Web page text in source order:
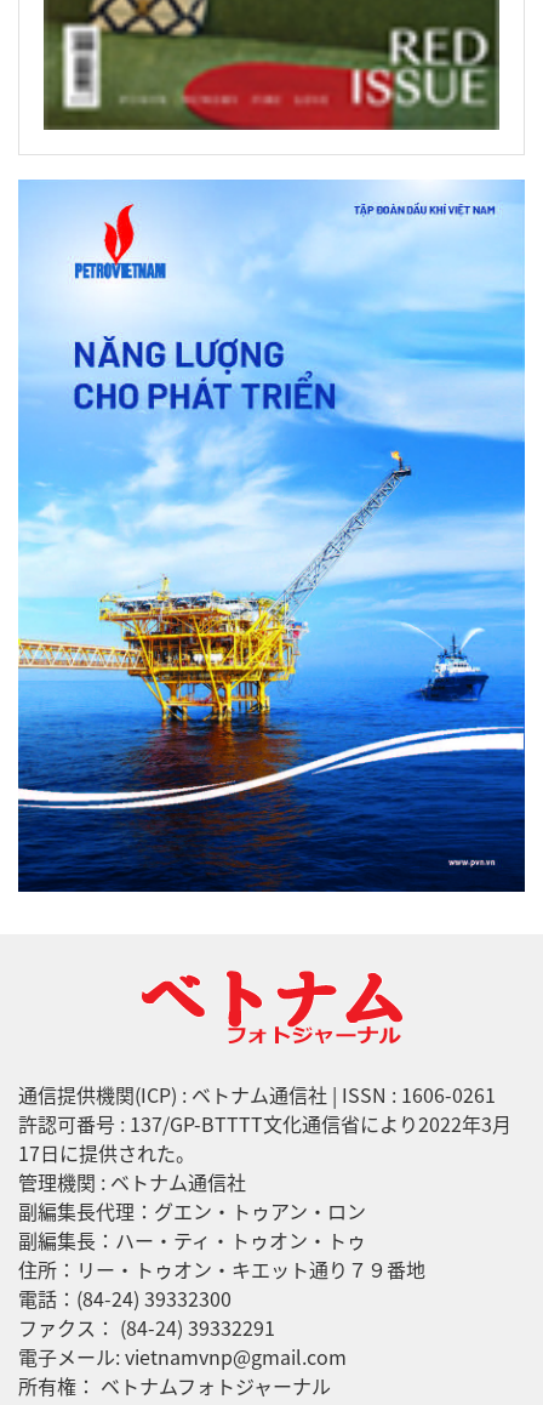
通信提供機関(ICP) : ベトナム通信社 | ISSN : 1606-0261
許認可番号 : 137/GP-BTTTT文化通信省により2022年3月
17日に提供された。
管理機関 : ベトナム通信社
副編集長代理：グエン・トゥアン・ロン
副編集長：ハー・ティ・トゥオン・トゥ
住所：リー・トゥオン・キエット通り７９番地
電話：(84-24) 39332300
ファクス： (84-24) 39332291
電子メール: vietnamvnp@gmail.com
所有権： ベトナムフォトジャーナル